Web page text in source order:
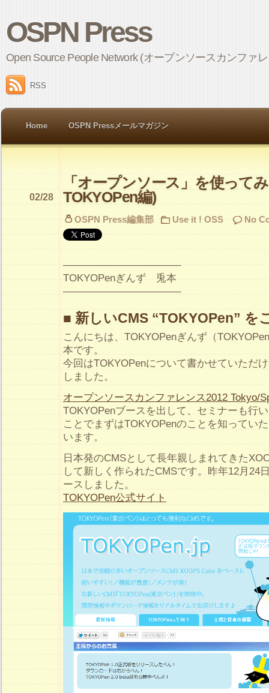
OSPN Press
Open Source People Network (オープンソースカンファ
RSS
Home OSPN Pressメールマガジン
「オープンソース」を使って
TOKYOPen編)
02/28
OSPN Press編集部 Use it ! OSS No
———————————–
TOKYOPenぎんず 兎本
———————————–
■ 新しいCMS “TOKYOPen” を
こんにちは、TOKYOPenぎんず（
本です。
今回はTOKYOPenについて書かせていただ
しました。
オープンソースカンファレンス2012 Tokyo/
TOKYOPenブースを出して、セミナーも行
ことでまずはTOKYOPenのことを知ってい
います。
日本発のCMSとして長年親しまれてきた
して新しく作られたCMSです。昨年12月24
ースしました。
TOKYOPen公式サイト